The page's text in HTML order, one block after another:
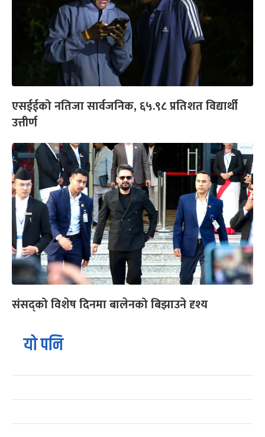
एसईईको नतिजा सार्वजनिक, ६५.९८ प्रतिशत विद्यार्थी
उत्तीर्ण
संसद्को विशेष दिनमा बालेनको बिझाउने दृश्य
यो पनि